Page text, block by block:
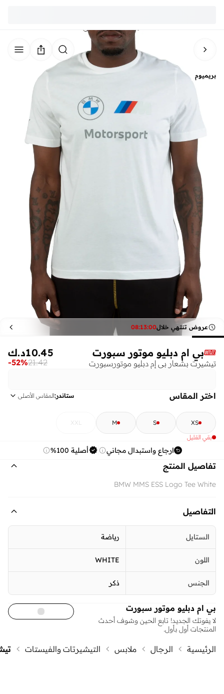
بريميوم
عروض تنتهي خلال 08:13:00
بي ام دبليو موتور سبورت
تيشيرت بشعار بي إم دبليو موتورسبورت
د.ك10.45
21.42
-52%
اختر المقاس ستاندر:المقاس الأصلي
XS
S
M
XXL
بقي القليل
ارجاع واستبدال مجاني أصلية 100%
تفاصيل المنتج
BMW MMS ESS Logo Tee White
التفاصيل
الستايل رياضة
اللون WHITE
الجنس ذكر
بي ام دبليو موتور سبورت
لا يفوتك الجديد! تابع الحين وشوف أحدث
المنتجات أول بأول.
الرئيسية الرجال ملابس التيشيرتات والفيستات